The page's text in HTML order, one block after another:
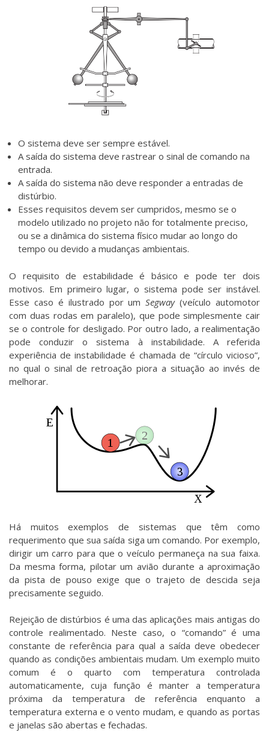
O sistema deve ser sempre estável.
A saída do sistema deve rastrear o sinal de comando na
entrada.
A saída do sistema não deve responder a entradas de
distúrbio.
Esses requisitos devem ser cumpridos, mesmo se o
modelo utilizado no projeto não for totalmente preciso,
ou se a dinâmica do sistema físico mudar ao longo do
tempo ou devido a mudanças ambientais.
O requisito de estabilidade é básico e pode ter dois
motivos. Em primeiro lugar, o sistema pode ser instável.
Esse caso é ilustrado por umSegway(veículo automotor
com duas rodas em paralelo), que pode simplesmente cair
se o controle for desligado. Por outro lado, a realimentação
pode conduzir o sistema à instabilidade. A referida
experiência de instabilidade é chamada de “círculo vicioso”,
no qual o sinal de retroação piora a situação ao invés de
melhorar.
Há muitos exemplos de sistemas que têm como
requerimento que sua saída siga um comando. Por exemplo,
dirigir um carro para que o veículo permaneça na sua faixa.
Da mesma forma, pilotar um avião durante a aproximação
da pista de pouso exige que o trajeto de descida seja
precisamente seguido.
Rejeição de distúrbios é uma das aplicações mais antigas do
controle realimentado. Neste caso, o “comando” é uma
constante de referência para qual a saída deve obedecer
quando as condições ambientais mudam. Um exemplo muito
comum é o quarto com temperatura controlada
automaticamente, cuja função é manter a temperatura
próxima da temperatura de referência enquanto a
temperatura externa e o vento mudam, e quando as portas
e janelas são abertas e fechadas.